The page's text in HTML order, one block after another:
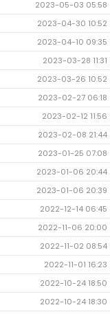
2023-05-03 05:58
2023-04-30 10:52
2023-04-10 09:35
2023-03-28 11:31
2023-03-26 10:52
2023-02-27 06:18
2023-02-12 11:56
2023-02-08 21:44
2023-01-25 07:08
2023-01-06 20:44
2023-01-06 20:39
2022-12-14 06:45
2022-11-06 20:00
2022-11-02 08:54
2022-11-01 16:23
2022-10-24 18:50
2022-10-24 18:30